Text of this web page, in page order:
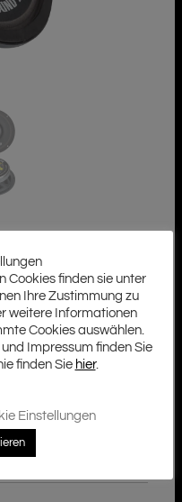
Informationen
Cookies finden sie unter
Ihre Zustimmung zu
weitere Informationen
Cookies auswählen.
Impressum finden Sie
finden Sie hier.
Einstellungen